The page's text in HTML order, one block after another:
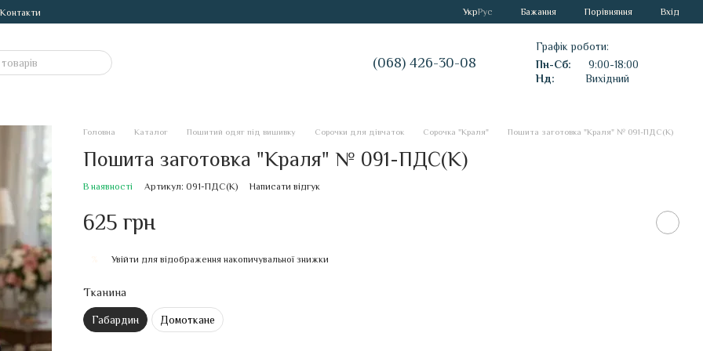
Контакти УкрРус Бажання Порівняння Вхід
(068) 426-30-08
Графік роботи:
Пн-Сб:
9:00-18:00
Нд:
Вихідний
Головна Каталог Пошитий одяг під вишивку Сорочки для дівчаток Сорочка "Краля" Пошита заготовка "Краля" № 091-ПДС(К)
Пошита заготовка "Краля" № 091-ПДС(К)
В наявності Артикул: 091-ПДС(К) Написати відгук
625 грн
Увійти для відображення накопичувальної знижки
Тканина
Габардин Домоткане